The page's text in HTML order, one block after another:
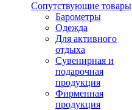
Сопутствующие товары
Барометры
Одежда
Для активного
отдыха
Сувенирная и
подарочная
продукция
Фирменная
продукция